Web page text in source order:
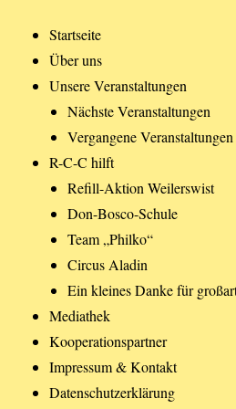
Startseite
Über uns
Unsere Veranstaltungen
Nächste Veranstaltungen
Vergangene Veranstaltungen
R-C-C hilft
Refill-Aktion Weilerswist
Don-Bosco-Schule
Team „Philko“
Circus Aladin
Ein kleines Danke für
Mediathek
Kooperationspartner
Impressum & Kontakt
Datenschutzerklärung